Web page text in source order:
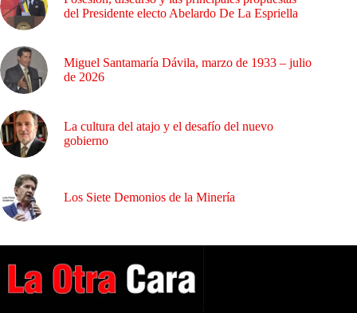
del Presidente electo Abelardo De La Espriella
Miguel Santamaría Dávila, marzo de 1933 – julio
de 2026
La cultura del atajo y el desafío del nuevo
gobierno
Los Siete Demonios de la Minería